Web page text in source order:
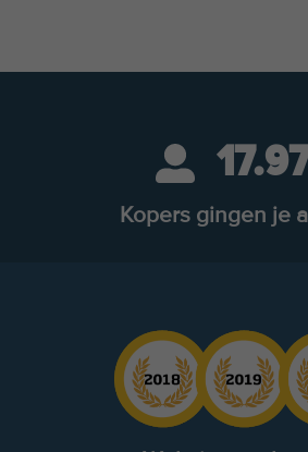
Kopers gingen je